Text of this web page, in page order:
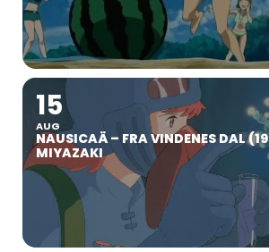
15
AUG
NAUSICAÄ – FRA VINDENES DAL
MIYAZAKI